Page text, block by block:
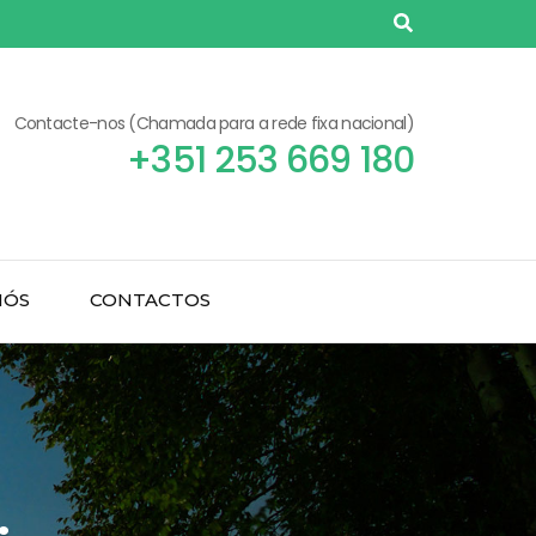
Contacte-nos (Chamada para a rede fixa nacional)
+351 253 669 180
CONTACTOS